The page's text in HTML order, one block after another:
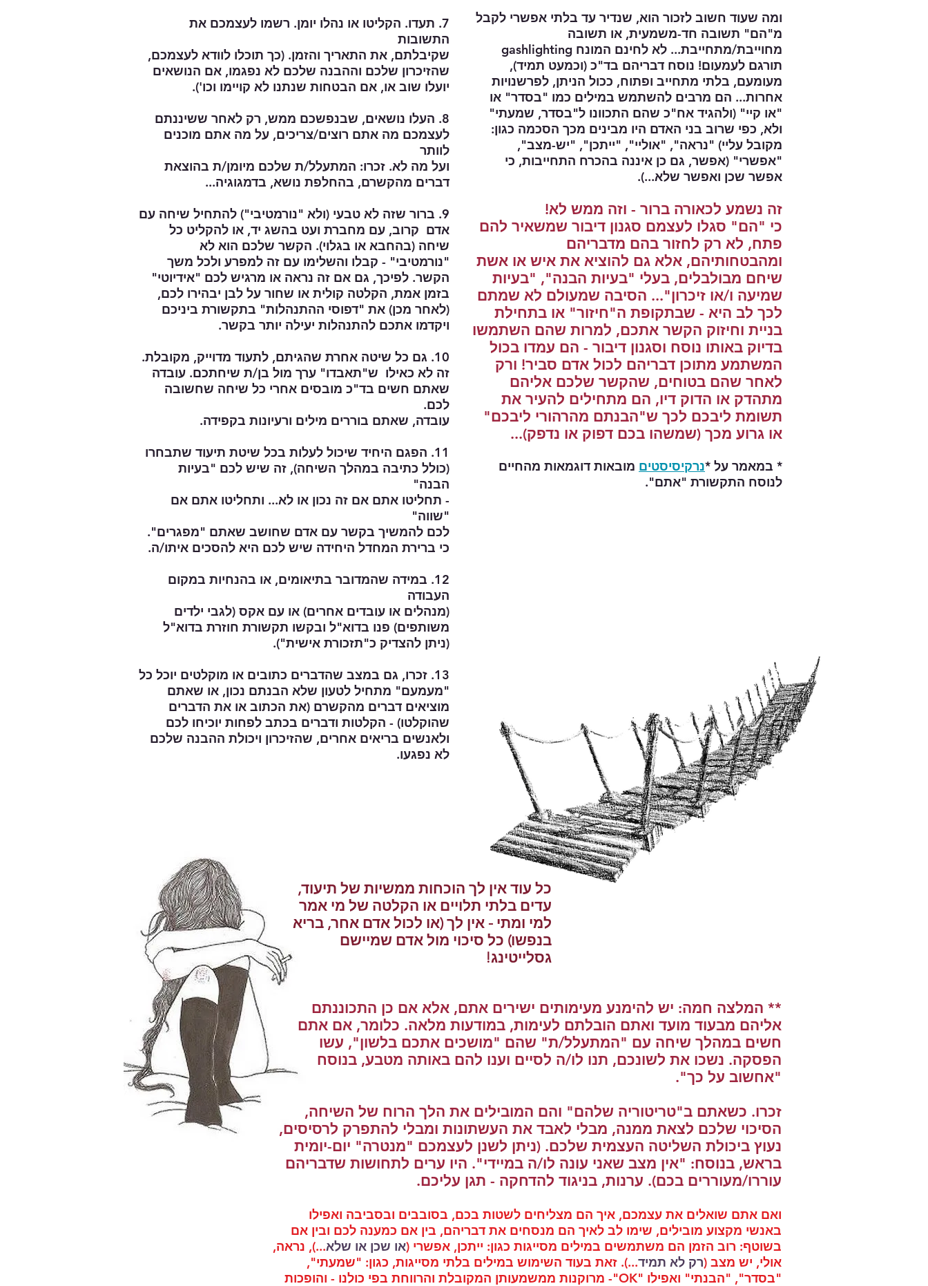
7. תעדו. הקליטו או נהלו יומן. רשמו לעצמכם את
התשובות
שקיבלתם, את התאריך והזמן. (כך תוכלו לוודא לעצמכם,
שהזיכרון שלכם וההבנה שלכם לא נפגמו, אם הנושאים
יועלו שוב או, אם הבטחות שנתנו לא קויימו וכו').
8. העלו נושאים, שבנפשכם ממש, רק לאחר ששיננתם
לעצמכם מה אתם רוצים/צריכים, על מה אתם מוכנים
לוותר
ועל מה לא. זכרו: המתעלל/ת שלכם מיומן/ת בהוצאת
דברים מהקשרם, בהחלפת נושא, בדמגוגיה...
9. ברור שזה לא טבעי (ולא "נורמטיבי") להתחיל שיחה עם
אדם קרוב, עם מחברת ועט בהשג יד, או להקליט כל
שיחה (בהחבא או בגלוי). הקשר שלכם הוא לא
"נורמטיבי" - קבלו והשלימו עם זה למפרע ולכל משך
הקשר. לפיכך, גם אם זה נראה או מרגיש לכם "אידיוטי"
בזמן אמת, הקלטה קולית או שחור על לבן יבהירו לכם,
(לאחר מכן) את "דפוסי ההתנהלות" בתקשורת ביניכם
ויקדמו אתכם להתנהלות יעילה יותר בקשר.
10. גם כל שיטה אחרת שהגיתם, לתעוד מדוייק, מקובלת.
זה לא כאילו ש"תאבדו" ערך מול בן/ת שיחתכם. עובדה
שאתם חשים בד"כ מובסים אחרי כל שיחה שחשובה
לכם.
עובדה, שאתם בוררים מילים ורעיונות בקפידה.
11. הפגם היחיד שיכול לעלות בכל שיטת תיעוד שתבחרו
(כולל כתיבה במהלך השיחה), זה שיש לכם "בעיות
הבנה"
- תחליטו אתם אם זה נכון או לא... ותחליטו אתם אם
"שווה"
לכם להמשיך בקשר עם אדם שחושב שאתם "מפגרים".
כי ברירת המחדל היחידה שיש לכם היא להסכים איתו/ה.
12. במידה שהמדובר בתיאומים, או בהנחיות במקום
העבודה
(מנהלים או עובדים אחרים) או עם אקס (לגבי ילדים
משותפים) פנו בדוא"ל ובקשו תקשורת חוזרת בדוא"ל
(ניתן להצדיק כ"תזכורת אישית").
13. זכרו, גם במצב שהדברים כתובים או מוקלטים יוכל כל
"מעמעם" מתחיל לטעון שלא הבנתם נכון, או שאתם
מוציאים דברים מהקשרם (את הכתוב או את הדברים
שהוקלטו) - הקלטות ודברים בכתב לפחות יוכיחו לכם
ולאנשים בריאים אחרים, שהזיכרון ויכולת ההבנה שלכם
לא נפגעו.
ומה שעוד חשוב לזכור הוא, שנדיר עד בלתי אפשרי לקבל
מ"הם" תשובה חד-משמעית, או תשובה
מחוייבת/מתחייבת... לא לחינם המונח gashlighting
תורגם לעמעום! נוסח דבריהם בד"כ (וכמעט תמיד),
מעומעם, בלתי מתחייב ופתוח, ככול הניתן, לפרשנויות
אחרות... הם מרבים להשתמש במילים כמו "בסדר" או
"או קיי" (ולהגיד אח"כ שהם התכוונו ל"בסדר, שמעתי"
ולא, כפי שרוב בני האדם היו מבינים מכך הסכמה כגון:
מקובל עליי) "נראה", "אוליי", "ייתכן", "יש-מצב",
"אפשרי" (אפשר, גם כן איננה בהכרח התחייבות, כי
אפשר שכן ואפשר שלא...).
זה נשמע לכאורה ברור - וזה ממש לא!
כי "הם" סגלו לעצמם סגנון דיבור שמשאיר להם
פתח, לא רק לחזור בהם מדבריהם
ומהבטחותיהם, אלא גם להוציא את איש או אשת
שיחם מבולבלים, בעלי "בעיות הבנה", "בעיות
שמיעה ו/או זיכרון"... הסיבה שמעולם לא שמתם
לכך לב היא - שבתקופת ה"חיזור" או בתחילת
בניית וחיזוק הקשר אתכם, למרות שהם השתמשו
בדיוק באותו נוסח וסגנון דיבור - הם עמדו בכול
המשתמע מתוכן דבריהם לכול אדם סביר! ורק
לאחר שהם בטוחים, שהקשר שלכם אליהם
מתהדק או הדוק דיו, הם מתחילים להעיר את
תשומת ליבכם לכך ש"הבנתם מהרהורי ליבכם"
או גרוע מכך (שמשהו בכם דפוק או נדפק)...
* במאמר על *נרקיסיסטים מובאות דוגמאות מהחיים
לנוסח התקשורת "אתם".
** המלצה חמה: יש להימנע מעימותים ישירים אתם, אלא אם כן התכוננתם
אליהם מבעוד מועד ואתם הובלתם לעימות, במודעות מלאה. כלומר, אם אתם
חשים במהלך שיחה עם "המתעלל/ת" שהם "מושכים אתכם בלשון", עשו
הפסקה. נשכו את לשונכם, תנו לו/ה לסיים וענו להם באותה מטבע, בנוסח
"אחשוב על כך".
זכרו. כשאתם ב"טריטוריה שלהם" והם המובילים את הלך הרוח של השיחה,
הסיכוי שלכם לצאת ממנה, מבלי לאבד את העשתונות ומבלי להתפרק לרסיסים,
נעוץ ביכולת השליטה העצמית שלכם. (ניתן לשנן לעצמכם "מנטרה" יום-יומית
בראש, בנוסח: "אין מצב שאני עונה לו/ה במיידי". היו ערים לתחושות שדבריהם
עוררו/מעוררים בכם). ערנות, בניגוד להדחקה - תגן עליכם.
ואם אתם שואלים את עצמכם, איך הם מצליחים לשטות בכם, בסובבים ובסביבה ואפילו
באנשי מקצוע מובילים, שימו לב לאיך הם מנסחים את דבריהם, בין אם כמענה לכם ובין אם
בשוטף: רוב הזמן הם משתמשים במילים מסייגות כגון: ייתכן, אפשרי (או שכן או שלא...), נראה,
אולי, יש מצב (רק לא תמיד...). זאת בעוד השימוש במילים בלתי מסייגות, כגון: "שמעתי",
"בסדר", "הבנתי" ואפילו "OK"- מרוקנות ממשמעותן המקובלת והרווחת בפי כולנו - והופכות
כל עוד אין לך הוכחות ממשיות של תיעוד,
עדים בלתי תלויים או הקלטה של מי אמר
למי ומתי - אין לך (או לכול אדם אחר, בריא
בנפשו) כל סיכוי מול אדם שמיישם
גסלייטינג!